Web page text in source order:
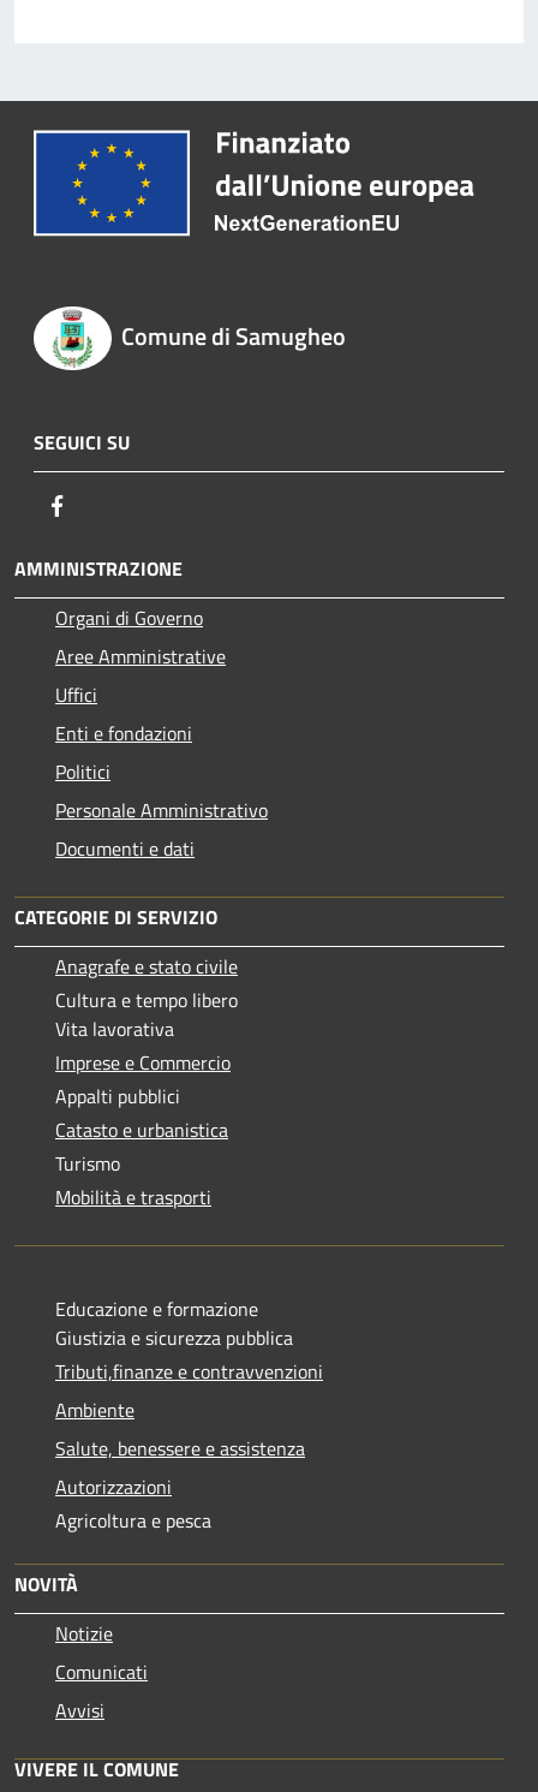
Comune di Samugheo
SEGUICI SU
AMMINISTRAZIONE
Organi di Governo
Aree Amministrative
Uffici
Enti e fondazioni
Politici
Personale Amministrativo
Documenti e dati
CATEGORIE DI SERVIZIO
Anagrafe e stato civile
Cultura e tempo libero
Vita lavorativa
Imprese e Commercio
Appalti pubblici
Catasto e urbanistica
Turismo
Mobilità e trasporti
Educazione e formazione
Giustizia e sicurezza pubblica
Tributi,finanze e contravvenzioni
Ambiente
Salute, benessere e assistenza
Autorizzazioni
Agricoltura e pesca
NOVITÀ
Notizie
Comunicati
Avvisi
VIVERE IL COMUNE